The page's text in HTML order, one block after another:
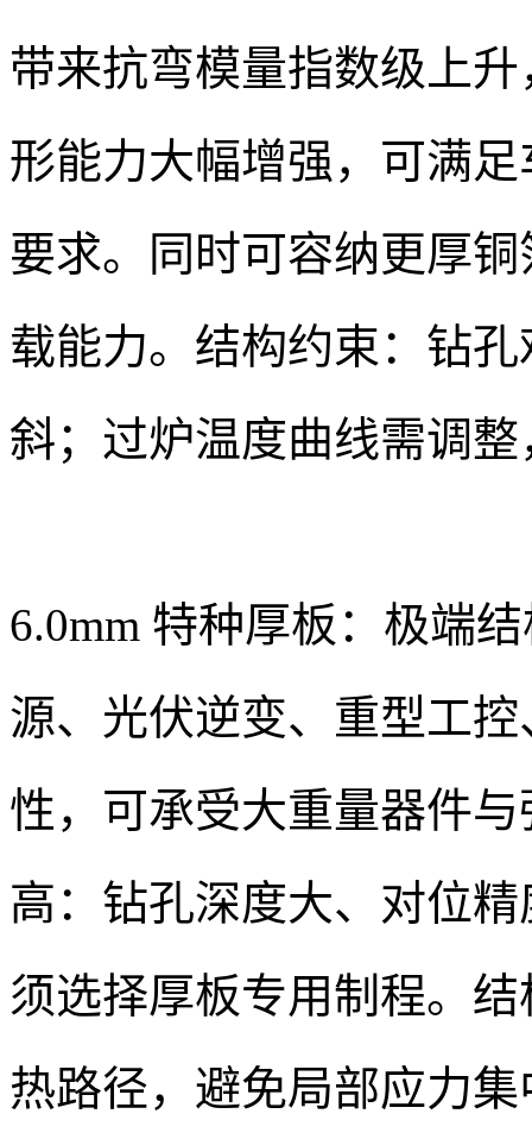
带来抗弯模量指数级上
形能力大幅增强，可满
要求。同时可容纳更厚
载能力。结构约束：钻
斜；过炉温度曲线需调
6.0mm 特种厚板：极端
源、光伏逆变、重型工
性，可承受大重量器件
高：钻孔深度大、对位
须选择厚板专用制程。
热路径，避免局部应力集